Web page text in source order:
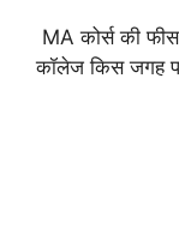
MA कोर्स की
कॉलेज किस जगह